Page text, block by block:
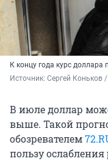
К концу года курс доллара
Источник: Сергей Коньков /
В июле доллар
выше. Такой
обозревателем
пользу